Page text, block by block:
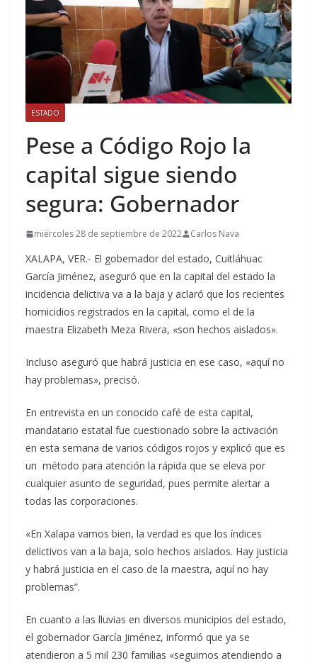
ESTADO
Pese a Código Rojo la
capital sigue siendo
segura: Gobernador
miércoles 28 de septiembre de 2022 Carlos Nava
XALAPA, VER.- El gobernador del estado, Cuitláhuac
García Jiménez, aseguró que en la capital del estado la
incidencia delictiva va a la baja y aclaró que los recientes
homicidios registrados en la capital, como el de la
maestra Elizabeth Meza Rivera, «son hechos aislados».
Incluso aseguró que habrá justicia en ese caso, «aquí no
hay problemas», precisó.
En entrevista en un conocido café de esta capital,
mandatario estatal fue cuestionado sobre la activación
en esta semana de varios códigos rojos y explicó que es
un método para atención la rápida que se eleva por
cualquier asunto de seguridad, pues permite alertar a
todas las corporaciones.
«En Xalapa vamos bien, la verdad es que los índices
delictivos van a la baja, solo hechos aislados. Hay justicia
y habrá justicia en el caso de la maestra, aquí no hay
problemas”.
En cuanto a las lluvias en diversos municipios del estado,
el gobernador García Jiménez, informó que ya se
atendieron a 5 mil 230 familias «seguimos atendiendo a